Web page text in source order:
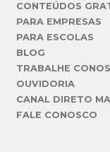
CONTEÚDOS
PARA EMPRESAS
PARA ESCOLAS
BLOG
TRABALHE
OUVIDORIA
CANAL DIRETO
FALE CONOSCO